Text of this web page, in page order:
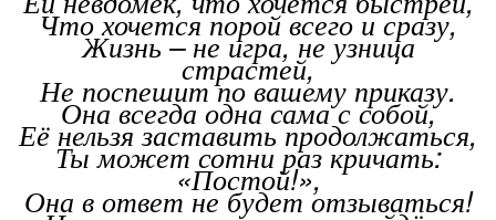
Что хочется порой всего и сразу,
Жизнь – не игра, не узница
страстей,
Не поспешит по вашему приказу.
Она всегда одна сама с собой,
Её нельзя заставить продолжаться,
Ты может сотни раз кричать:
«Постой!»,
Она в ответ не будет отзываться!